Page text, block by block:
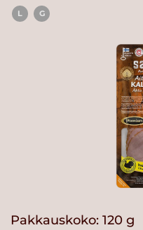
L G
Pakkauskoko: 120 g